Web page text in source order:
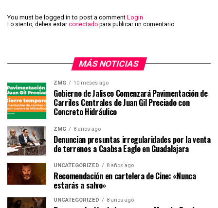
You must be logged in to post a comment Login
Lo siento, debes estar conectado para publicar un comentario.
MÁS NOTICIAS
ZMG 10 meses ago
Gobierno de Jalisco Comenzará Pavimentación de
Carriles Centrales de Juan Gil Preciado con
Concreto Hidráulico
ZMG 8 años ago
Denuncian presuntas irregularidades por la venta
de terrenos a Caabsa Eagle en Guadalajara
UNCATEGORIZED 8 años ago
Recomendación en cartelera de Cine: «Nunca
estarás a salvo»
UNCATEGORIZED 8 años ago